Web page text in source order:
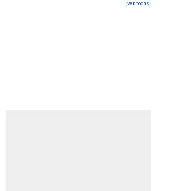
[ver todas]